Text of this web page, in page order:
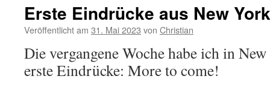
Erste Eindrücke aus New York
Veröffentlicht am 31. Mai 2023 von Christian
Die vergangene Woche habe ich in
erste Eindrücke: More to come!